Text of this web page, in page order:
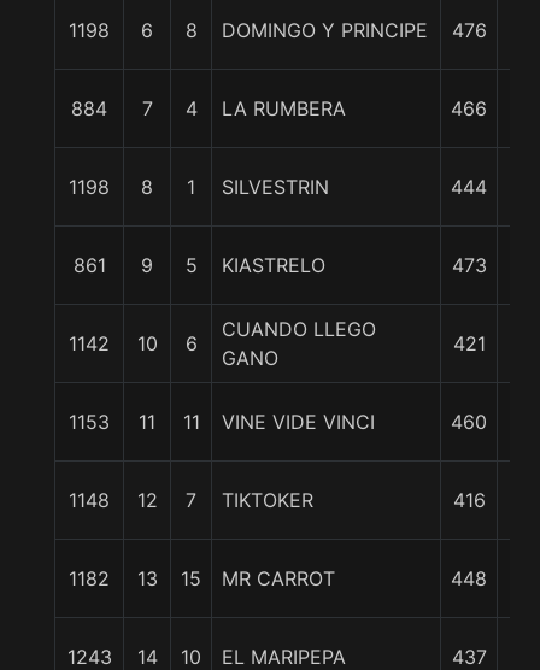
1198 6 8 DOMINGO Y PRINCIPE 476
884 7 4 LA RUMBERA 466
1198 8 1 SILVESTRIN 444
861 9 5 KIASTRELO 473
1142 10 6
CUANDO LLEGO
GANO
421
1153 11 11 VINE VIDE VINCI 460
1148 12 7 TIKTOKER 416
1182 13 15 MR CARROT 448
1243 14 10 EL MARIPEPA 437